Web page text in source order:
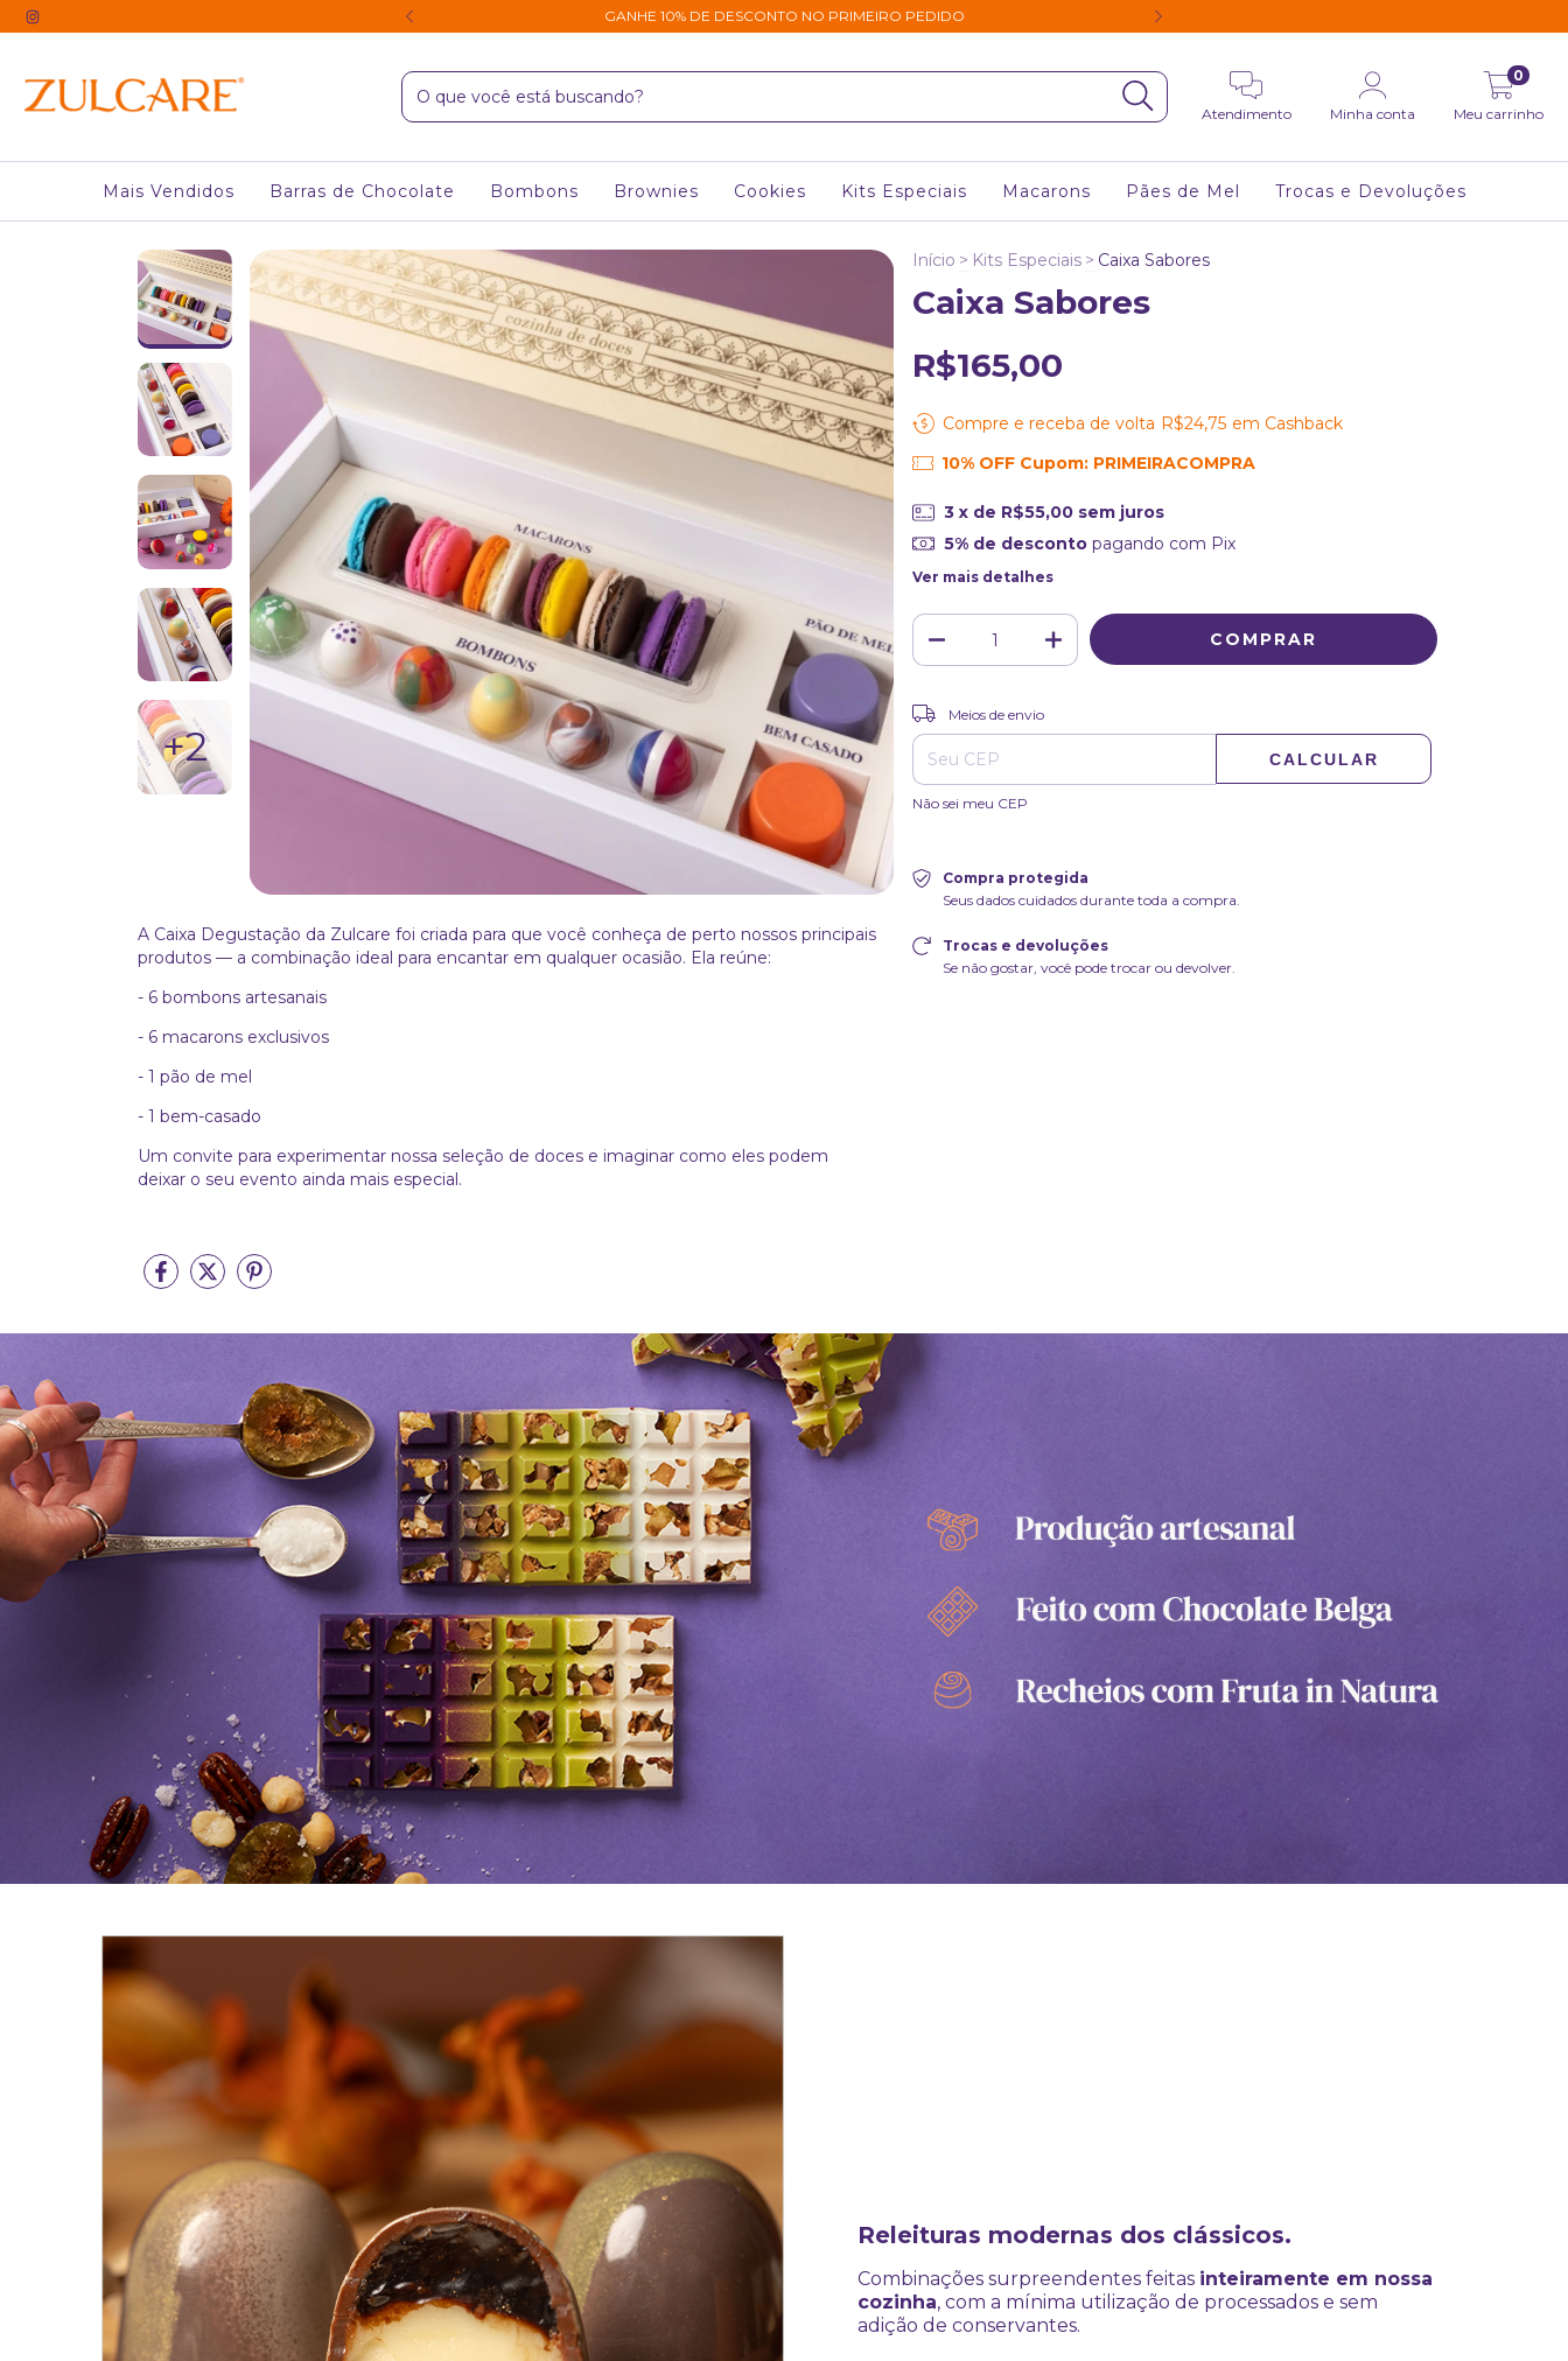
& EM ATÉ 2 CARTÕES GANHE 10% DE DESCONTO NO PRIMEIRO PEDIDO
Atendimento Minha conta Meu carrinho
0
Mais Vendidos Barras de Chocolate Bombons Brownies Cookies Kits Especiais Macarons Pães de Mel Trocas e Devoluções
+2
A Caixa Degustação da Zulcare foi criada para que você conheça de perto nossos principais
produtos — a combinação ideal para encantar em qualquer ocasião. Ela reúne:
- 6 bombons artesanais
- 6 macarons exclusivos
- 1 pão de mel
- 1 bem-casado
Um convite para experimentar nossa seleção de doces e imaginar como eles podem
deixar o seu evento ainda mais especial.
Início > Kits Especiais > Caixa Sabores
Caixa Sabores
R$165,00
Compre e receba de volta R$24,75 em Cashback
10% OFF Cupom: PRIMEIRACOMPRA
3x de R$55,00sem juros
5% de descontopagando com Pix
Ver mais detalhes
Entregas para o CEP:
Meios de envio
CALCULAR
Não sei meu CEP
Compra protegida
Seus dados cuidados durante toda a compra.
Trocas e devoluções
Se não gostar, você pode trocar ou devolver.
Releituras modernas dos clássicos.
Combinações surpreendentes feitas inteiramente em nossa
cozinha, com a mínima utilização de processados e sem
adição de conservantes.